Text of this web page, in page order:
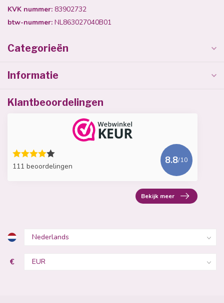
KVK nummer: 83902732
btw-nummer: NL863027040B01
Categorieën
Informatie
Klantbeoordelingen
111 beoordelingen
8.8/10
Bekijk meer
€